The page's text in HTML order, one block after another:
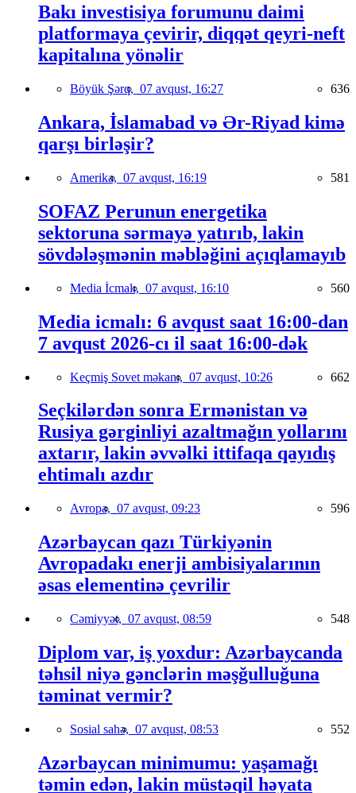
Bakı investisiya forumunu daimi
platformaya çevirir, diqqət qeyri-neft
kapitalına yönəlir
Böyük Şərq, 07 avqust, 16:27 636
Ankara, İslamabad və Ər-Riyad kimə
qarşı birləşir?
Amerika, 07 avqust, 16:19 581
SOFAZ Perunun energetika
sektoruna sərmayə yatırıb, lakin
sövdələşmənin məbləğini açıqlamayıb
Media İcmalı, 07 avqust, 16:10 560
Media icmalı: 6 avqust saat 16:00-dan
7 avqust 2026-cı il saat 16:00-dək
Keçmiş Sovet məkanı, 07 avqust, 10:26 662
Seçkilərdən sonra Ermənistan və
Rusiya gərginliyi azaltmağın yollarını
axtarır, lakin əvvəlki ittifaqa qayıdış
ehtimalı azdır
Avropa, 07 avqust, 09:23 596
Azərbaycan qazı Türkiyənin
Avropadakı enerji ambisiyalarının
əsas elementinə çevrilir
Cəmiyyət, 07 avqust, 08:59 548
Diplom var, iş yoxdur: Azərbaycanda
təhsil niyə gənclərin məşğulluğuna
təminat vermir?
Sosial sahə, 07 avqust, 08:53 552
Azərbaycan minimumu: yaşamağı
təmin edən, lakin müstəqil həyata